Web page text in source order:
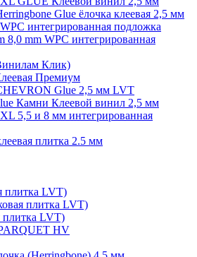
Glue ёлочка клеевая 2,5 мм
интегрированная подложка
mm WPC интегрированная
Клик)
Премиум
Glue 2,5 мм LVT
Камни Клеевой винил 2,5 мм
5,5 и 8 мм интегрированная
плитка 2.5 мм
плитка LVT)
плитка LVT)
плитка LVT)
HV